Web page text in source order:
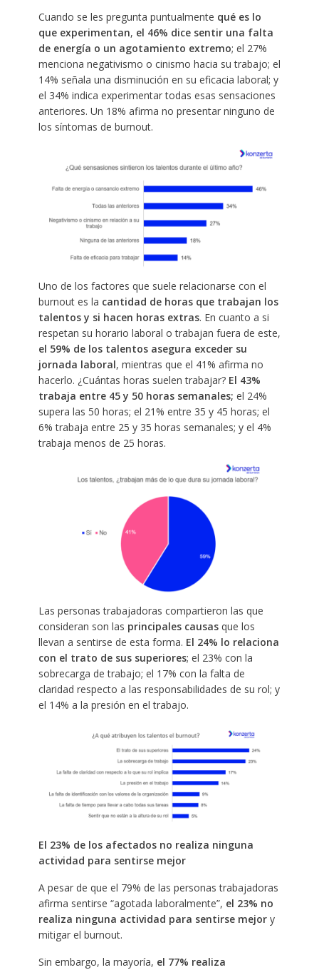
Cuando se les pregunta puntualmente qué es lo
que experimentan, el 46% dice sentir una falta
de energía o un agotamiento extremo; el 27%
menciona negativismo o cinismo hacia su trabajo; el
14% señala una disminución en su eficacia laboral; y
el 34% indica experimentar todas esas sensaciones
anteriores. Un 18% afirma no presentar ninguno de
los síntomas de burnout.
Uno de los factores que suele relacionarse con el
burnout es la cantidad de horas que trabajan los
talentos y si hacen horas extras. En cuanto a si
respetan su horario laboral o trabajan fuera de este,
el 59% de los talentos asegura exceder su
jornada laboral, mientras que el 41% afirma no
hacerlo. ¿Cuántas horas suelen trabajar? El 43%
trabaja entre 45 y 50 horas semanales; el 24%
supera las 50 horas; el 21% entre 35 y 45 horas; el
6% trabaja entre 25 y 35 horas semanales; y el 4%
trabaja menos de 25 horas.
Las personas trabajadoras compartieron las que
consideran son las principales causasque los
llevan a sentirse de esta forma. El 24% lo relaciona
con el trato de sus superiores; el 23% con la
sobrecarga de trabajo; el 17% con la falta de
claridad respecto a las responsabilidades de su rol; y
el 14% a la presión en el trabajo.
El 23% de los afectados no realiza ninguna
actividad para sentirse mejor
A pesar de que el 79% de las personas trabajadoras
afirma sentirse “agotada laboralmente”, el 23% no
realiza ninguna actividad para sentirse mejory
mitigar el burnout.
Sin embargo, la mayoría, el 77% realiza